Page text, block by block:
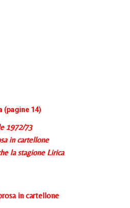
(pagine 14)
1972/73
in cartellone
la stagione Lirica
in cartellone